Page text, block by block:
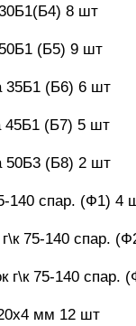
8 шт
(Б5) 9 шт
35Б1 (Б6) 6 шт
45Б1 (Б7) 5 шт
50Б3 (Б8) 2 шт
140 спар. (Ф1) 4
75-140 спар.
г\к 75-140 спар.
мм 12 шт